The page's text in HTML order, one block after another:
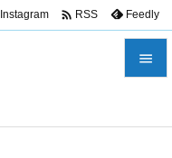

Instagram  RSS Feedly